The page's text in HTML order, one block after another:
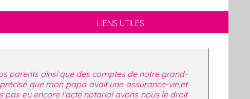
LIENS UTILES
parents ainsi que des comptes de notre grand-
que mon papa avait une assurance-vie,et
pas eu encore l'acte notarial avons nous le droit